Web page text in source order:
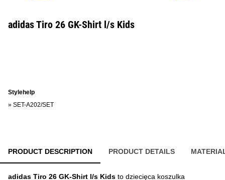
adidas Tiro 26 GK-Shirt l/s Kids
Stylehelp
» SET-A202/SET
PRODUCT DESCRIPTION PRODUCT DETAILS
adidas Tiro 26 GK-Shirt l/s Kids to dziecięca koszulka